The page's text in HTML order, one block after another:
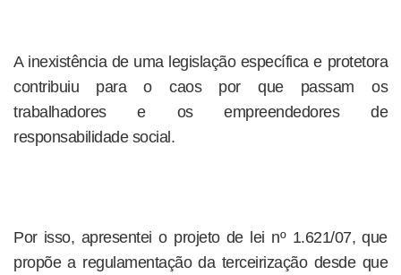
A inexistência de uma legislação específica e protetora
contribuiu para o caos por que passam os
trabalhadores e os empreendedores de
responsabilidade social.
Por isso, apresentei o projeto de lei nº 1.621/07, que
propõe a regulamentação da terceirização desde que